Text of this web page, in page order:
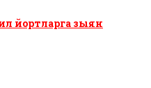
йортларга зыян